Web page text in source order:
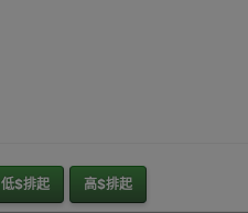
低$排起 高$排起